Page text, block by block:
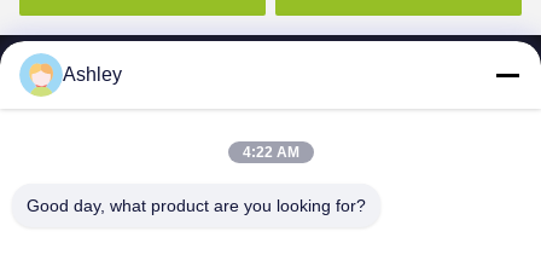
LTD.
Ashley
4:22 AM
Good day, what product are you looking for?